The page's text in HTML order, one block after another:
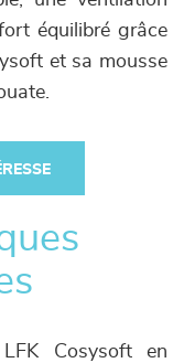
équilibré grâce
et sa mousse
Cosysoft en